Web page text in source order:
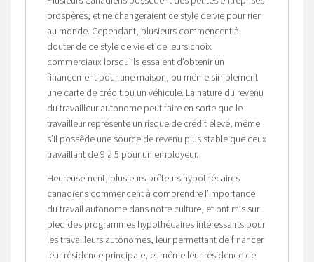
prospères, et ne changeraient ce style de vie pour rien
au monde. Cependant, plusieurs commencent à
douter de ce style de vie et de leurs choix
commerciaux lorsqu’ils essaient d’obtenir un
financement pour une maison, ou même simplement
une carte de crédit ou un véhicule. La nature du revenu
du travailleur autonome peut faire en sorte que le
travailleur représente un risque de crédit élevé, même
s’il possède une source de revenu plus stable que ceux
travaillant de 9 à 5 pour un employeur.
Heureusement, plusieurs prêteurs hypothécaires
canadiens commencent à comprendre l’importance
du travail autonome dans notre culture, et ont mis sur
pied des programmes hypothécaires intéressants pour
les travailleurs autonomes, leur permettant de financer
leur résidence principale, et même leur résidence de